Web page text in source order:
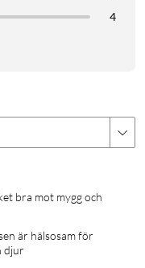
4
bra mot mygg och
är hälsosam för
djur